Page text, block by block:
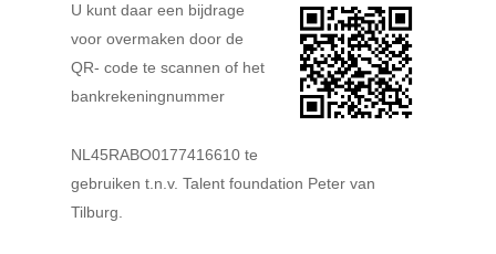
U kunt daar een bijdrage
voor overmaken door de
QR- code te scannen of het
bankrekeningnummer
NL45RABO0177416610 te
gebruiken t.n.v. Talent foundation Peter van
Tilburg.